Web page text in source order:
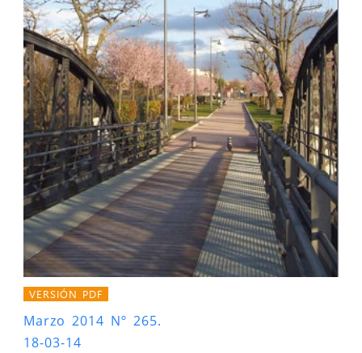
VERSIÓN PDF
Marzo 2014 Nº 265.
18-03-14